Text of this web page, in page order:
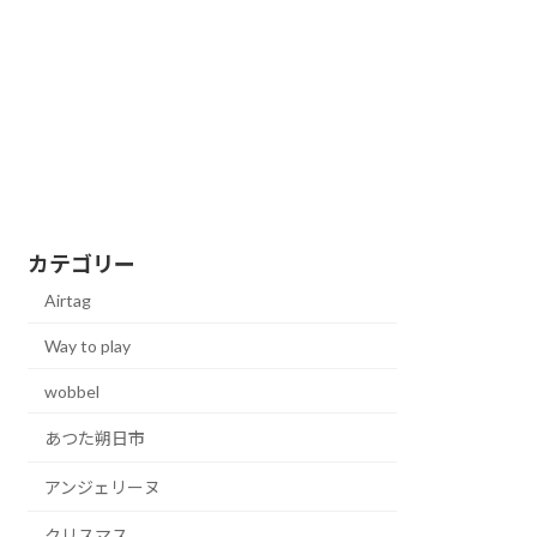
カテゴリー
Airtag
Way to play
wobbel
あつた朔日市
アンジェリーヌ